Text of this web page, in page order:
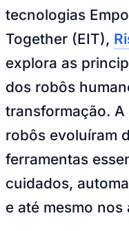
Anuncie no Portal
Guia de Empresas
Divulgar VagasNovo
Publicidade Legal
Negócios Regionais
Turismo
Segurança Regional
Hospitais Estaduais
Parques & Represas
Cidades da Região
Santana de Parnaíba
do Bom JesusAraçariguama
RochaFrancisco Morato
Para Sua Empresa
Anuncie Regional
tecnologias
Together (EIT),
explora as
dos robôs
transformação.
robôs evoluíram
ferramentas
cuidados,
e até mesmo